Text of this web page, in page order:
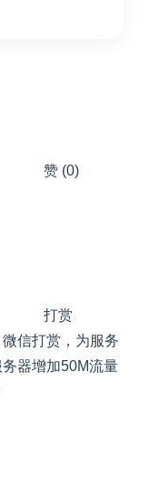
赞 (0)
打赏
微信打赏，为服务